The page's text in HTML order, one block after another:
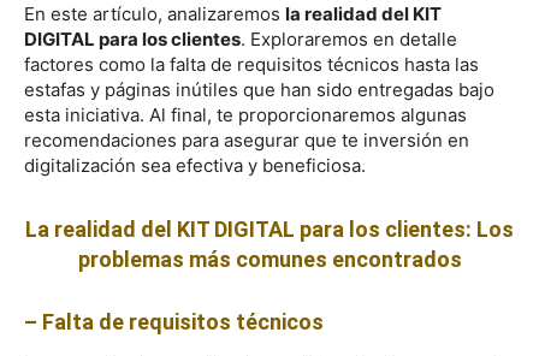
En este artículo, analizaremos la realidad del KIT
DIGITAL para los clientes. Exploraremos en detalle
factores como la falta de requisitos técnicos hasta las
estafas y páginas inútiles que han sido entregadas bajo
esta iniciativa. Al final, te proporcionaremos algunas
recomendaciones para asegurar que te inversión en
digitalización sea efectiva y beneficiosa.
La realidad del KIT DIGITAL para los clientes: Los
problemas más comunes encontrados
– Falta de requisitos técnicos